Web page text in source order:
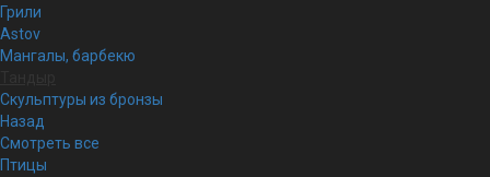
Грили
Astov
Мангалы, барбекю
Скульптуры из бронзы
Назад
Смотреть все
Птицы